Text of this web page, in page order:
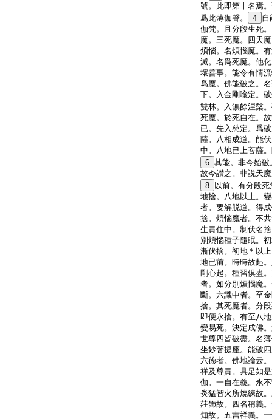
號。此即第十名焉
爲此薄伽聲。
4 自
伽梵。且分段生死
魔。三死魔。四天
煩惱。名煩惱魔。
滅。名爲死魔。他
壞善事。能令有情
爲魔。佛能破之。
下。入金剛喩定。
雙林。入無餘涅槃
死魔。於死自在。
已。先入慈定。爲
薩。八相成道。能
中。八地已上菩薩
6 其能。非今始
故今讃之。非説天
8
以前。有分段
地捨。八地以上。
者。要解脱道。得
捨。煩惱魔者。不
生貴住中。制伏名
別煩惱種子隨眠。
漸伏捨。初地＊以
地已前。時時故起
剛心起。種習倶盡
者。如分別煩惱魔
斷。六識中者。至
捨。其死魔者。分
即便永捨。有至八
變易死。決定成佛
世尊四皆破盡。名
坐妙菩提座。能破
六徳者。佛地論云
祥及尊貴。具足如
伽。一自在義。永
炎猛智火所燒練故
莊飾故。四名稱義
知故。五吉祥義。